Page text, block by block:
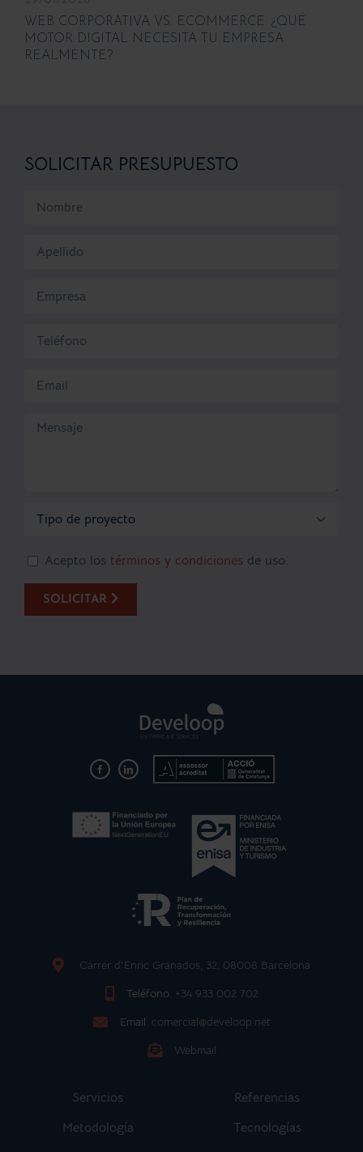
WEB CORPORATIVA VS. ECOMMERCE: ¿QUÉ
MOTOR DIGITAL NECESITA TU EMPRESA
REALMENTE?
SOLICITAR PRESUPUESTO

Acepto los términos y condiciones de uso.
SOLICITAR
Carrer d'Enric Granados, 32, 08008 Barcelona
Teléfono: +34 933 002 702
Email: comercial@develoop.net
Webmail
Servicios
Referencias
Metodología
Tecnologías